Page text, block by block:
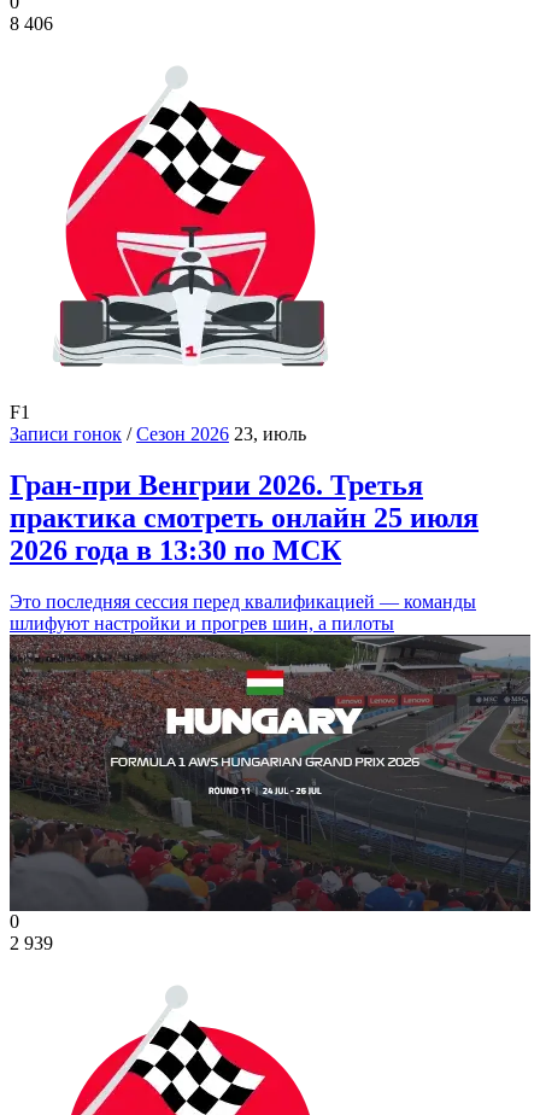
8 406
F1
Записи гонок /Сезон 2026 23, июль
Гран-при Венгрии 2026. Третья
практика смотреть онлайн 25 июля
2026 года в 13:30 по МСК
Это последняя сессия перед квалификацией — команды
шлифуют настройки и прогрев шин, а пилоты
0
2 939